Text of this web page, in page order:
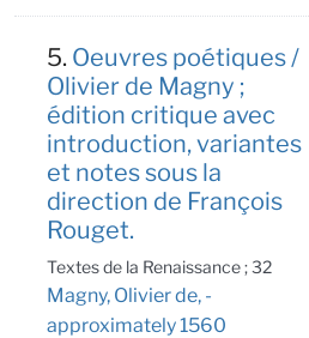
5. Oeuvres poétiques /
Olivier de Magny ;
édition critique avec
introduction, variantes
et notes sous la
direction de François
Rouget.
Textes de la Renaissance ; 32
Magny, Olivier de, -
approximately 1560